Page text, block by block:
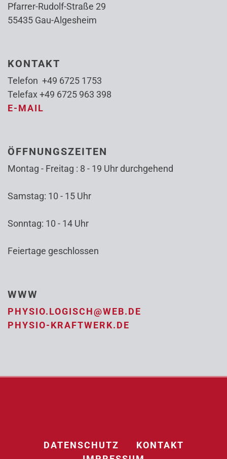
Pfarrer-Rudolf-Straße 29
55435 Gau-Algesheim
KONTAKT
Telefon +49 6725 1753
Telefax +49 6725 963 398
E-MAIL
ÖFFNUNGSZEITEN
Montag - Freitag : 8 - 19 Uhr durchgehend
Samstag: 10 - 15 Uhr
Sonntag: 10 - 14 Uhr
Feiertage geschlossen
WWW
PHYSIO.LOGISCH@WEB.DE
PHYSIO-KRAFTWERK.DE
DATENSCHUTZ
KONTAKT